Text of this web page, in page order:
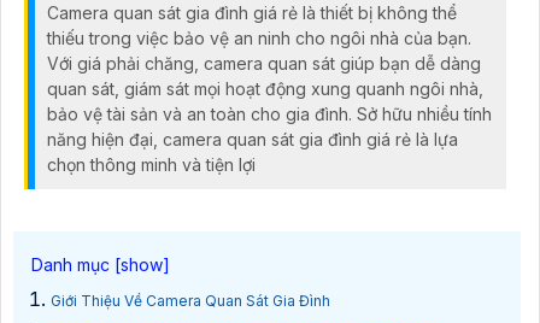
Camera quan sát gia đình giá rẻ là thiết bị không thể
thiếu trong việc bảo vệ an ninh cho ngôi nhà của bạn.
Với giá phải chăng, camera quan sát giúp bạn dễ dàng
quan sát, giám sát mọi hoạt động xung quanh ngôi nhà,
bảo vệ tài sản và an toàn cho gia đình. Sở hữu nhiều tính
năng hiện đại, camera quan sát gia đình giá rẻ là lựa
chọn thông minh và tiện lợi
Giới Thiệu Về Camera Quan Sát Gia Đình